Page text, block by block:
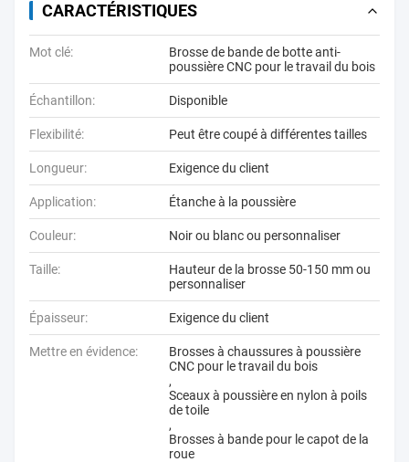
CARACTÉRISTIQUES
Mot clé:
Brosse de bande de botte anti-
poussière CNC pour le travail du bois
Échantillon: Disponible
Flexibilité: Peut être coupé à différentes tailles
Longueur: Exigence du client
Application: Étanche à la poussière
Couleur: Noir ou blanc ou personnaliser
Taille:
Hauteur de la brosse 50-150 mm ou
personnaliser
Épaisseur: Exigence du client
Mettre en évidence:
Brosses à chaussures à poussière
CNC pour le travail du bois
,
Sceaux à poussière en nylon à poils
de toile
,
Brosses à bande pour le capot de la
roue